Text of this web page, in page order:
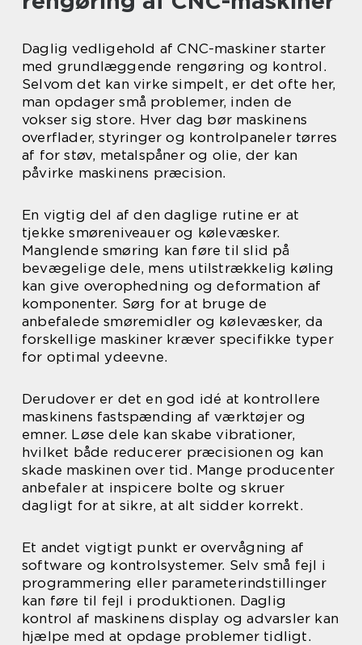
Daglig vedligehold af CNC-maskiner starter
med grundlæggende rengøring og kontrol.
Selvom det kan virke simpelt, er det ofte her,
man opdager små problemer, inden de
vokser sig store. Hver dag bør maskinens
overflader, styringer og kontrolpaneler tørres
af for støv, metalspåner og olie, der kan
påvirke maskinens præcision.
En vigtig del af den daglige rutine er at
tjekke smøreniveauer og kølevæsker.
Manglende smøring kan føre til slid på
bevægelige dele, mens utilstrækkelig køling
kan give overophedning og deformation af
komponenter. Sørg for at bruge de
anbefalede smøremidler og kølevæsker, da
forskellige maskiner kræver specifikke typer
for optimal ydeevne.
Derudover er det en god idé at kontrollere
maskinens fastspænding af værktøjer og
emner. Løse dele kan skabe vibrationer,
hvilket både reducerer præcisionen og kan
skade maskinen over tid. Mange producenter
anbefaler at inspicere bolte og skruer
dagligt for at sikre, at alt sidder korrekt.
Et andet vigtigt punkt er overvågning af
software og kontrolsystemer. Selv små fejl i
programmering eller parameterindstillinger
kan føre til fejl i produktionen. Daglig
kontrol af maskinens display og advarsler kan
hjælpe med at opdage problemer tidligt.